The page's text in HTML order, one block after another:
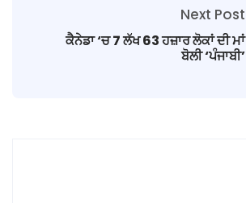
Next Post
ਕੈਨੇਡਾ ‘ਚ 7 ਲੱਖ 63 ਹਜ਼ਾਰ ਲੋਕਾਂ ਦੀ ਮਾਂ
ਬੋਲੀ ‘ਪੰਜਾਬੀ’